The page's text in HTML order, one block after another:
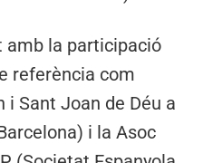
amb la participació
referència com
i Sant Joan de Déu a
i la Asoc